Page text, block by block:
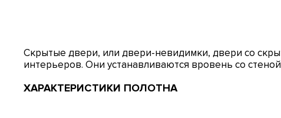
Скрытые двери, или двери-невидимки, двери со
интерьеров. Они устанавливаются вровень со
ХАРАКТЕРИСТИКИ ПОЛОТНА